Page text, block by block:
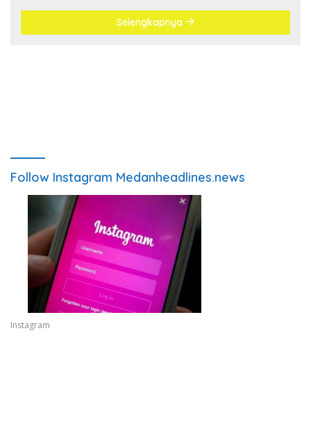
Selengkapnya
Follow Instagram Medanheadlines.news
Instagram